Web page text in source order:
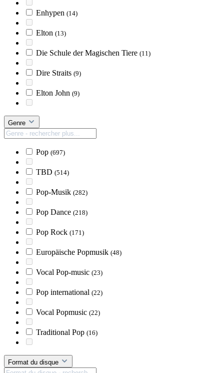
Enhypen (14)
Elton (13)
Die Schule der Magischen Tiere (11)
Dire Straits (9)
Elton John (9)
Genre
Pop (697)
TBD (514)
Pop-Musik (282)
Pop Dance (218)
Pop Rock (171)
Europäische Popmusik (48)
Vocal Pop-music (23)
Pop international (22)
Vocal Popmusic (22)
Traditional Pop (16)
Format du disque